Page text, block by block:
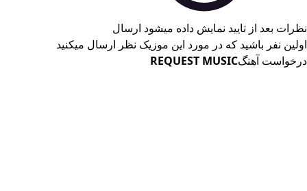
نظرات بعد از تایید نمایش داده میشود ارسال
اولین نفر باشید که در مورد این موزیک نظر ارسال میکنید
درخواست آهنگREQUEST MUSIC